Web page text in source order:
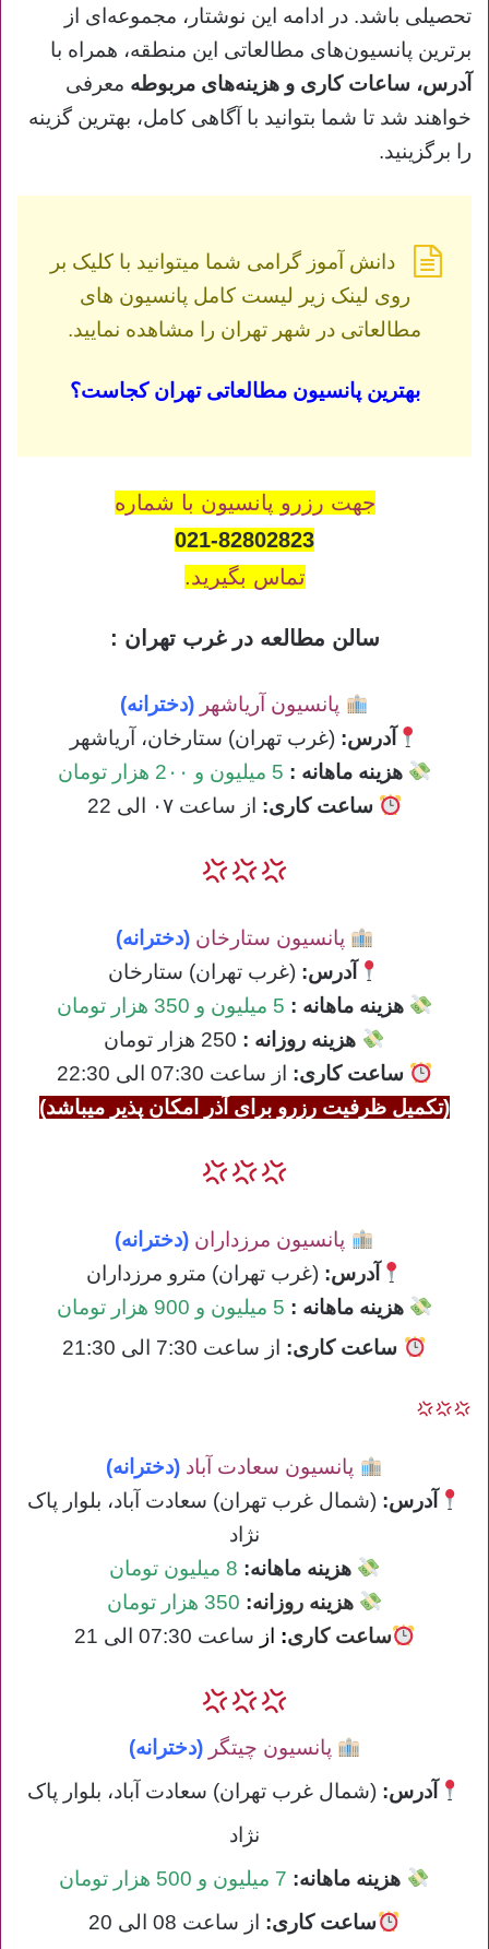
تحصیلی باشد. در ادامه این نوشتار، مجموعه‌ای از
برترین پانسیون‌های مطالعاتی این منطقه، همراه با
آدرس، ساعات کاری و هزینه‌های مربوطه معرفی
خواهند شد تا شما بتوانید با آگاهی کامل، بهترین گزینه
را برگزینید.
دانش آموز گرامی شما میتوانید با کلیک بر
روی لینک زیر لیست کامل پانسیون های
مطالعاتی در شهر تهران را مشاهده نمایید.
بهترین پانسیون مطالعاتی تهران کجاست؟
جهت رزرو پانسیون با شماره
021-82802823
تماس بگیرید.
سالن مطالعه در غرب تهران :
پانسیون آریاشهر (دخترانه)
آدرس: (غرب تهران) ستارخان، آریاشهر
هزینه ماهانه : 5 میلیون و 2۰۰ هزار تومان
ساعت کاری: از ساعت ۰۷ الی 22
پانسیون ستارخان (دخترانه)
آدرس: (غرب تهران) ستارخان
هزینه ماهانه : 5 میلیون و 350 هزار تومان
هزینه روزانه :
ساعت کاری: از ساعت 07:30 الی 22:30
(تکمیل ظرفیت رزرو برای آذر امکان پذیر میباشد)
پانسیون مرزداران (دخترانه)
آدرس: (غرب تهران) مترو مرزداران
هزینه ماهانه : 5 میلیون و 900 هزار تومان
ساعت کاری: از ساعت 7:30 الی 21:30
پانسیون سعادت آباد (دخترانه)
آدرس: (شمال غرب تهران) سعادت آباد، بلوار پاک
نژاد
هزینه ماهانه: 8 میلیون تومان
هزینه روزانه: 350 هزار تومان
ساعت کاری: از ساعت 07:30 الی 21
پانسیون چیتگر(دخترانه)
آدرس: (شمال غرب تهران) سعادت آباد، بلوار پاک
نژاد
هزینه ماهانه: 7 میلیون و 500 هزار تومان
ساعت کاری: از ساعت 08 الی 20